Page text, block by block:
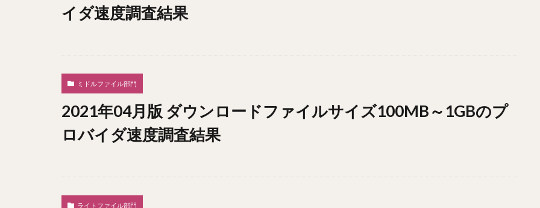
イダ速度調査結果
ミドルファイル部門
2021年04月版 ダウンロードファイルサイズ100MB～1GBのプ
ロバイダ速度調査結果
ライトファイル部門